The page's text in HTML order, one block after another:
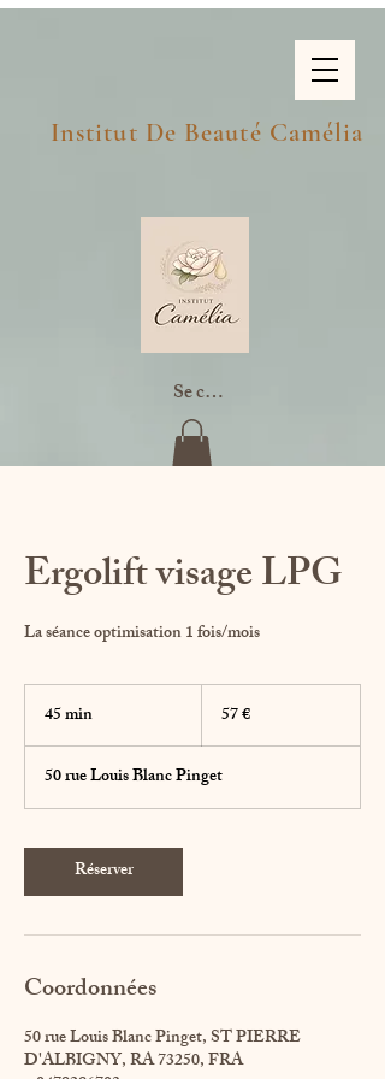
Institut De Beauté Camélia
Se connecter
Ergolift visage LPG
La séance optimisation 1 fois/mois
45 min
5
m
i
n
euros57 €
50 rue Louis Blanc Pinget
Réserver
Coordonnées
50 rue Louis Blanc Pinget, ST PIERRE
D'ALBIGNY, RA 73250, FRA